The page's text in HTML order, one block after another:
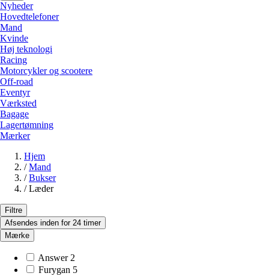
Nyheder
Hovedtelefoner
Mand
Kvinde
Høj teknologi
Racing
Motorcykler og scootere
Off-road
Eventyr
Værksted
Bagage
Lagertømning
Mærker
Hjem
/ Mand
/ Bukser
/ Læder
Filtre
Afsendes inden for 24 timer
Mærke
Answer 2
Furygan 5